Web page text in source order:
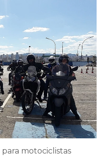
motociclistas